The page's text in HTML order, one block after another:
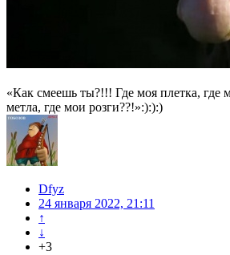
«Как смеешь ты?!!! Где моя плетка, где
метла, где мои розги??!»:):):)
Dfyz
24 января 2022, 21:11
↑
↓
+3